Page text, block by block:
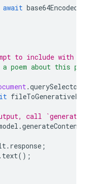
await
to include with the
a poem about this
.querySelector
fileToGenerativePart
call
.generateContent
. response ;
. text();